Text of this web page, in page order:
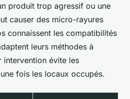
produit trop agressif ou une
causer des micro-rayures
connaissent les compatibilités
leurs méthodes à
intervention évite les
fois les locaux occupés.